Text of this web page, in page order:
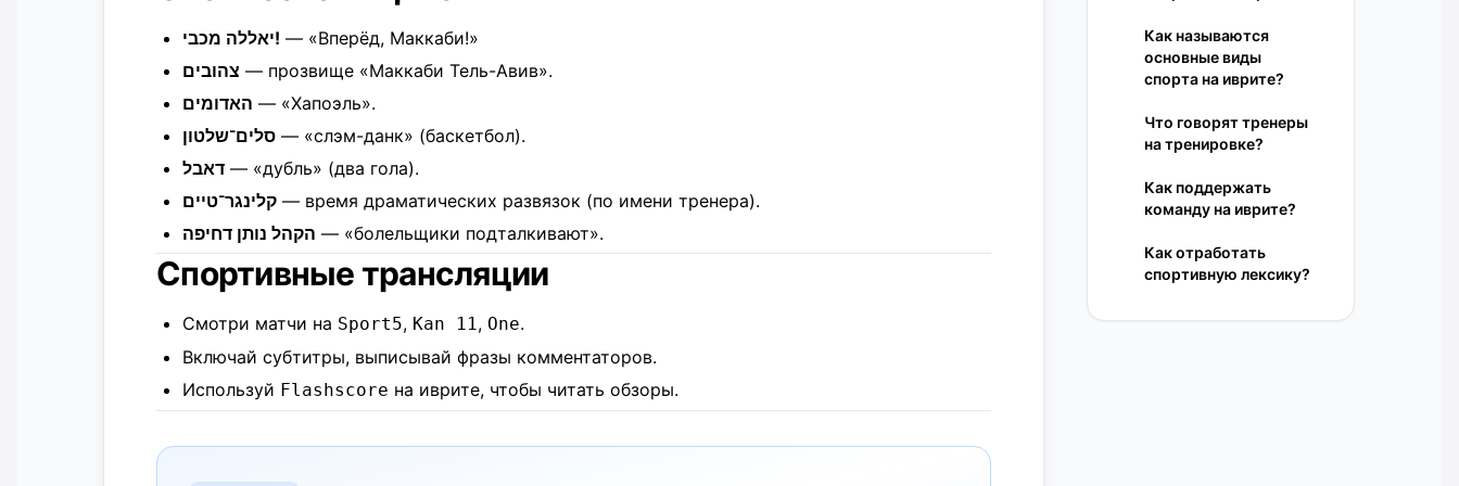
יאללה מכבי! — «Вперёд, Маккаби!»
צהובים — прозвище «Маккаби Тель-Авив».
האדומים — «Хапоэль».
סלים־שלטון — «слэм-данк» (баскетбол).
דאבל — «дубль» (два гола).
קלינגר־טיים — время драматических развязок (по имени тренера).
הקהל נותן דחיפה — «болельщики подталкивают».
Спортивные трансляции
Смотри матчи на Sport5, Kan 11, One.
Включай субтитры, выписывай фразы комментаторов.
Используй Flashscore на иврите, чтобы читать обзоры.
Как называются
основные виды
спорта на иврите?
Что говорят тренеры
на тренировке?
Как поддержать
команду на иврите?
Как отработать
спортивную лексику?